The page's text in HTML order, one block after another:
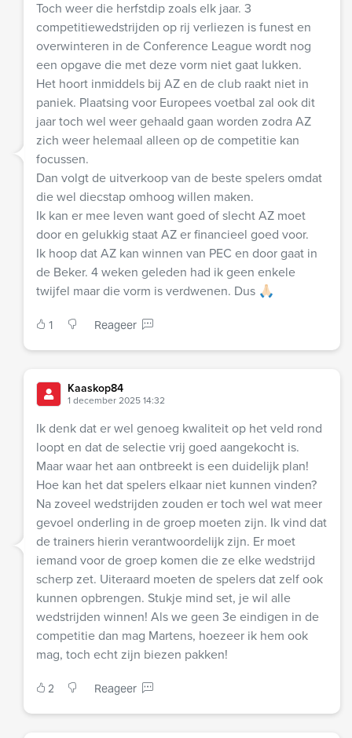
Toch weer die herfstdip zoals elk jaar. 3
competitiewedstrijden op rij verliezen is funest en
overwinteren in de Conference League wordt nog
een opgave die met deze vorm niet gaat lukken.
Het hoort inmiddels bij AZ en de club raakt niet in
paniek. Plaatsing voor Europees voetbal zal ook dit
jaar toch wel weer gehaald gaan worden zodra AZ
zich weer helemaal alleen op de competitie kan
focussen.
Dan volgt de uitverkoop van de beste spelers omdat
die wel diecstap omhoog willen maken.
Ik kan er mee leven want goed of slecht AZ moet
door en gelukkig staat AZ er financieel goed voor.
Ik hoop dat AZ kan winnen van PEC en door gaat in
de Beker. 4 weken geleden had ik geen enkele
twijfel maar die vorm is verdwenen. Dus 🙏🏻
1 Reageer
Kaaskop84
1 december 2025 14:32
Ik denk dat er wel genoeg kwaliteit op het veld rond
loopt en dat de selectie vrij goed aangekocht is.
Maar waar het aan ontbreekt is een duidelijk plan!
Hoe kan het dat spelers elkaar niet kunnen vinden?
Na zoveel wedstrijden zouden er toch wel wat meer
gevoel onderling in de groep moeten zijn. Ik vind dat
de trainers hierin verantwoordelijk zijn. Er moet
iemand voor de groep komen die ze elke wedstrijd
scherp zet. Uiteraard moeten de spelers dat zelf ook
kunnen opbrengen. Stukje mind set, je wil alle
wedstrijden winnen! Als we geen 3e eindigen in de
competitie dan mag Martens, hoezeer ik hem ook
mag, toch echt zijn biezen pakken!
2 Reageer